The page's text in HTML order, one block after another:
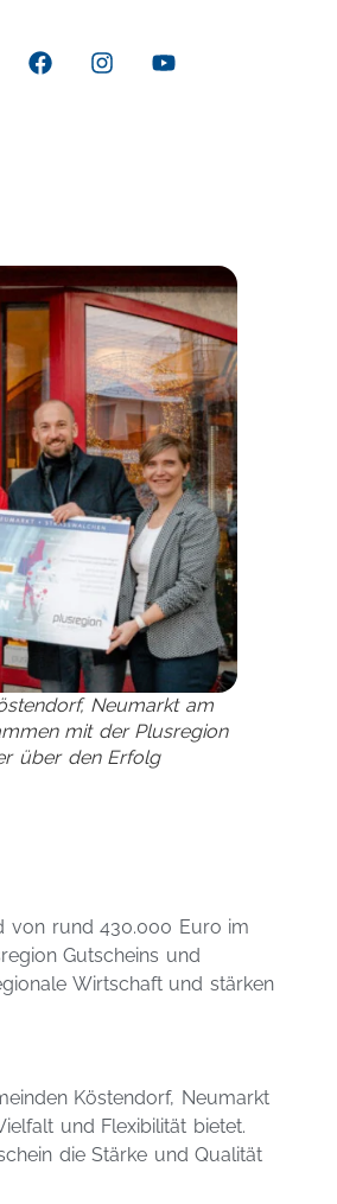
Neumarkt am
mit der Plusregion
über den Erfolg
von rund 430.000 Euro im
Gutscheins und
Wirtschaft und stärken
Köstendorf, Neumarkt
und Flexibilität bietet.
die Stärke und Qualität